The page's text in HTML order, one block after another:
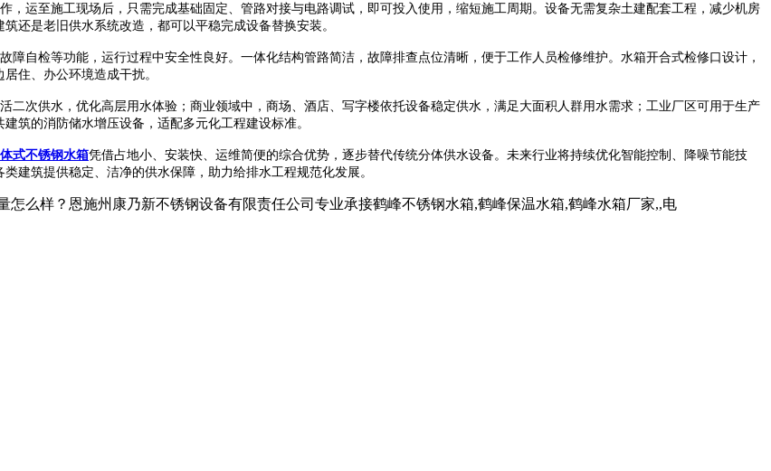
运至施工现场后，只需完成基础固定、管路对接与电路调试，即可投入使用，缩短施工周期。设备无需复杂土建配套工程，减少机房
还是老旧供水系统改造，都可以平稳完成设备替换安装。
自检等功能，运行过程中安全性良好。一体化结构管路简洁，故障排查点位清晰，便于工作人员检修维护。水箱开合式检修口设计，
住、办公环境造成干扰。
次供水，优化高层用水体验；商业领域中，商场、酒店、写字楼依托设备稳定供水，满足大面积人群用水需求；工业厂区可用于生产
筑的消防储水增压设备，适配多元化工程建设标准。
式不锈钢水箱凭借占地小、安装快、运维简便的综合优势，逐步替代传统分体供水设备。未来行业将持续优化智能控制、降噪节能技
建筑提供稳定、洁净的供水保障，助力给排水工程规范化发展。
么样？恩施州康乃新不锈钢设备有限责任公司专业承接鹤峰不锈钢水箱,鹤峰保温水箱,鹤峰水箱厂家,,电